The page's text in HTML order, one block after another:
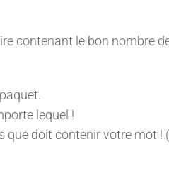
contenant le bon nombre
lequel !
doit contenir votre mot